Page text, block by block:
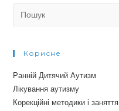
Корисне
Ранній Дитячий Аутизм
Лікування аутизму
Корекційні методики і заняття